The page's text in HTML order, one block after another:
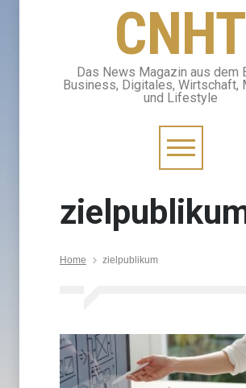
CNHT
Das News Magazin aus dem
Business, Digitales, Wirtschaft,
und Lifestyle
Home zielpublikum